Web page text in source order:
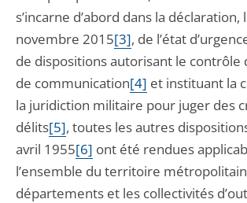
s’incarne d’abord dans la déclaration,
novembre 2015[3], de l’état
de dispositions autorisant le contrôle
de communication[4] et instituant la
la juridiction militaire pour juger des
délits[5], toutes les autres
avril 1955[6] ont été rendues
l’ensemble du territoire
départements et les collectivités